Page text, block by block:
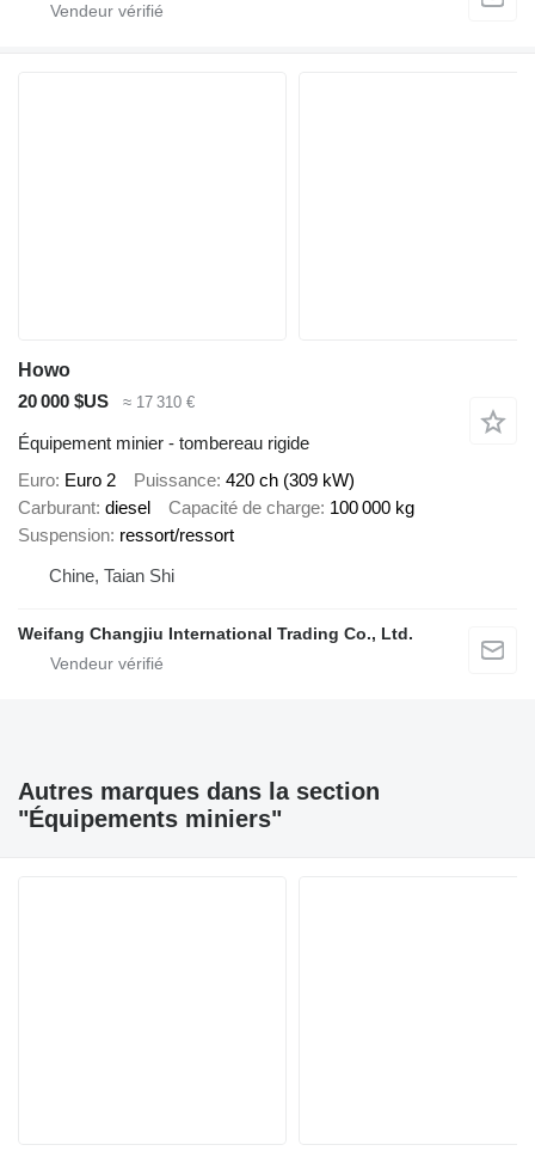
Howo
20 000 $US
≈ 17 310 €
Équipement minier - tombereau rigide
Euro Euro 2 Puissance 420 ch (309 kW)
Carburant diesel Capacité de charge 100 000 kg
Suspension ressort/ressort
Chine, Taian Shi
Weifang Changjiu International Trading Co., Ltd.
Autres marques dans la section
"Équipements miniers"